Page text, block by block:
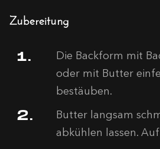
Zubereitung
Die Backform mit
oder mit Butter
bestäuben.
Butter langsam
abkühlen lassen.